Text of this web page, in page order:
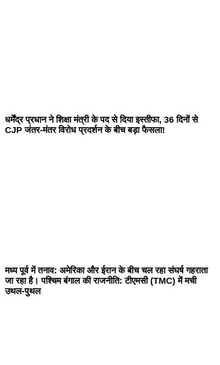
धर्मेंद्र प्रधान ने शिक्षा मंत्री के पद से दिया इस्तीफा, 36 दिनों से
CJP जंतर-मंतर विरोध प्रदर्शन के बीच बड़ा फैसला!
मध्य पूर्व में तनाव: अमेरिका और ईरान के बीच चल रहा संघर्ष गहराता
जा रहा है। पश्चिम बंगाल की राजनीति: टीएमसी (TMC) में मची
उथल-पुथल